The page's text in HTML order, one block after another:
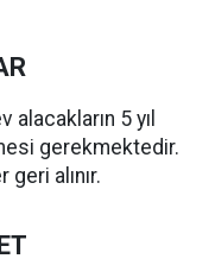
alacakların 5 yıl
gerekmektedir.
alınır.